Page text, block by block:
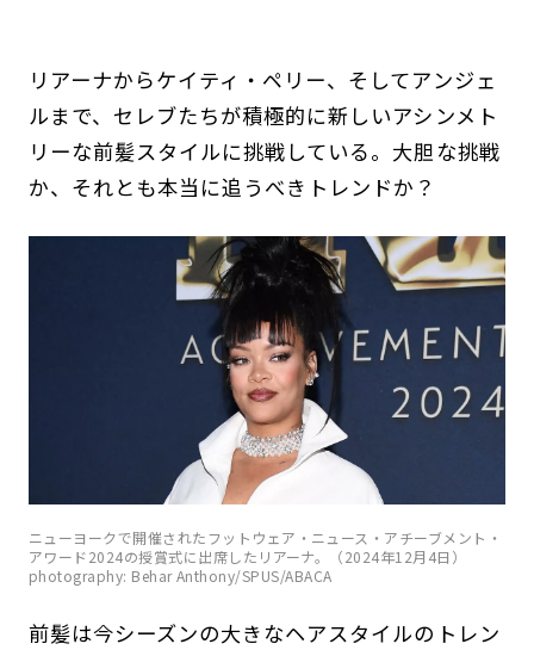
リアーナからケイティ・ペリー、そしてアンジェ
ルまで、セレブたちが積極的に新しいアシンメト
リーな前髪スタイルに挑戦している。大胆な挑戦
か、それとも本当に追うべきトレンドか？
ニューヨークで開催されたフットウェア・ニュース・アチーブメント・
アワード2024の授賞式に出席したリアーナ。（2024年12月4日）
photography: Behar Anthony/SPUS/ABACA
前髪は今シーズンの大きなヘアスタイルのトレン